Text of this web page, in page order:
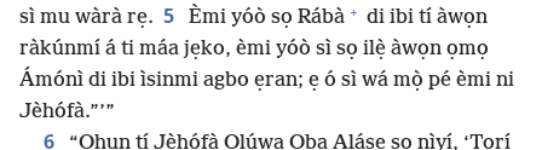
sì mu wàrà rẹ. 5 Èmi yóò sọ Rábà + di ibi tí àwọn
ràkúnmí á ti máa jẹko, èmi yóò sì sọ ilẹ̀ àwọn ọmọ
Ámónì di ibi ìsinmi agbo ẹran; ẹ ó sì wá mọ̀ pé èmi ni
Jèhófà.”’”
6
“Ohun tí Jèhófà Olúwa Ọba Aláṣẹ sọ nìyí, ‘Torí